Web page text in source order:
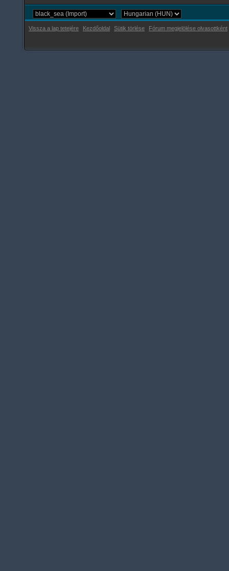
Vissza a lap tetejére Kezdőoldal Sütik törlése Fórum megjelölése olvasottként